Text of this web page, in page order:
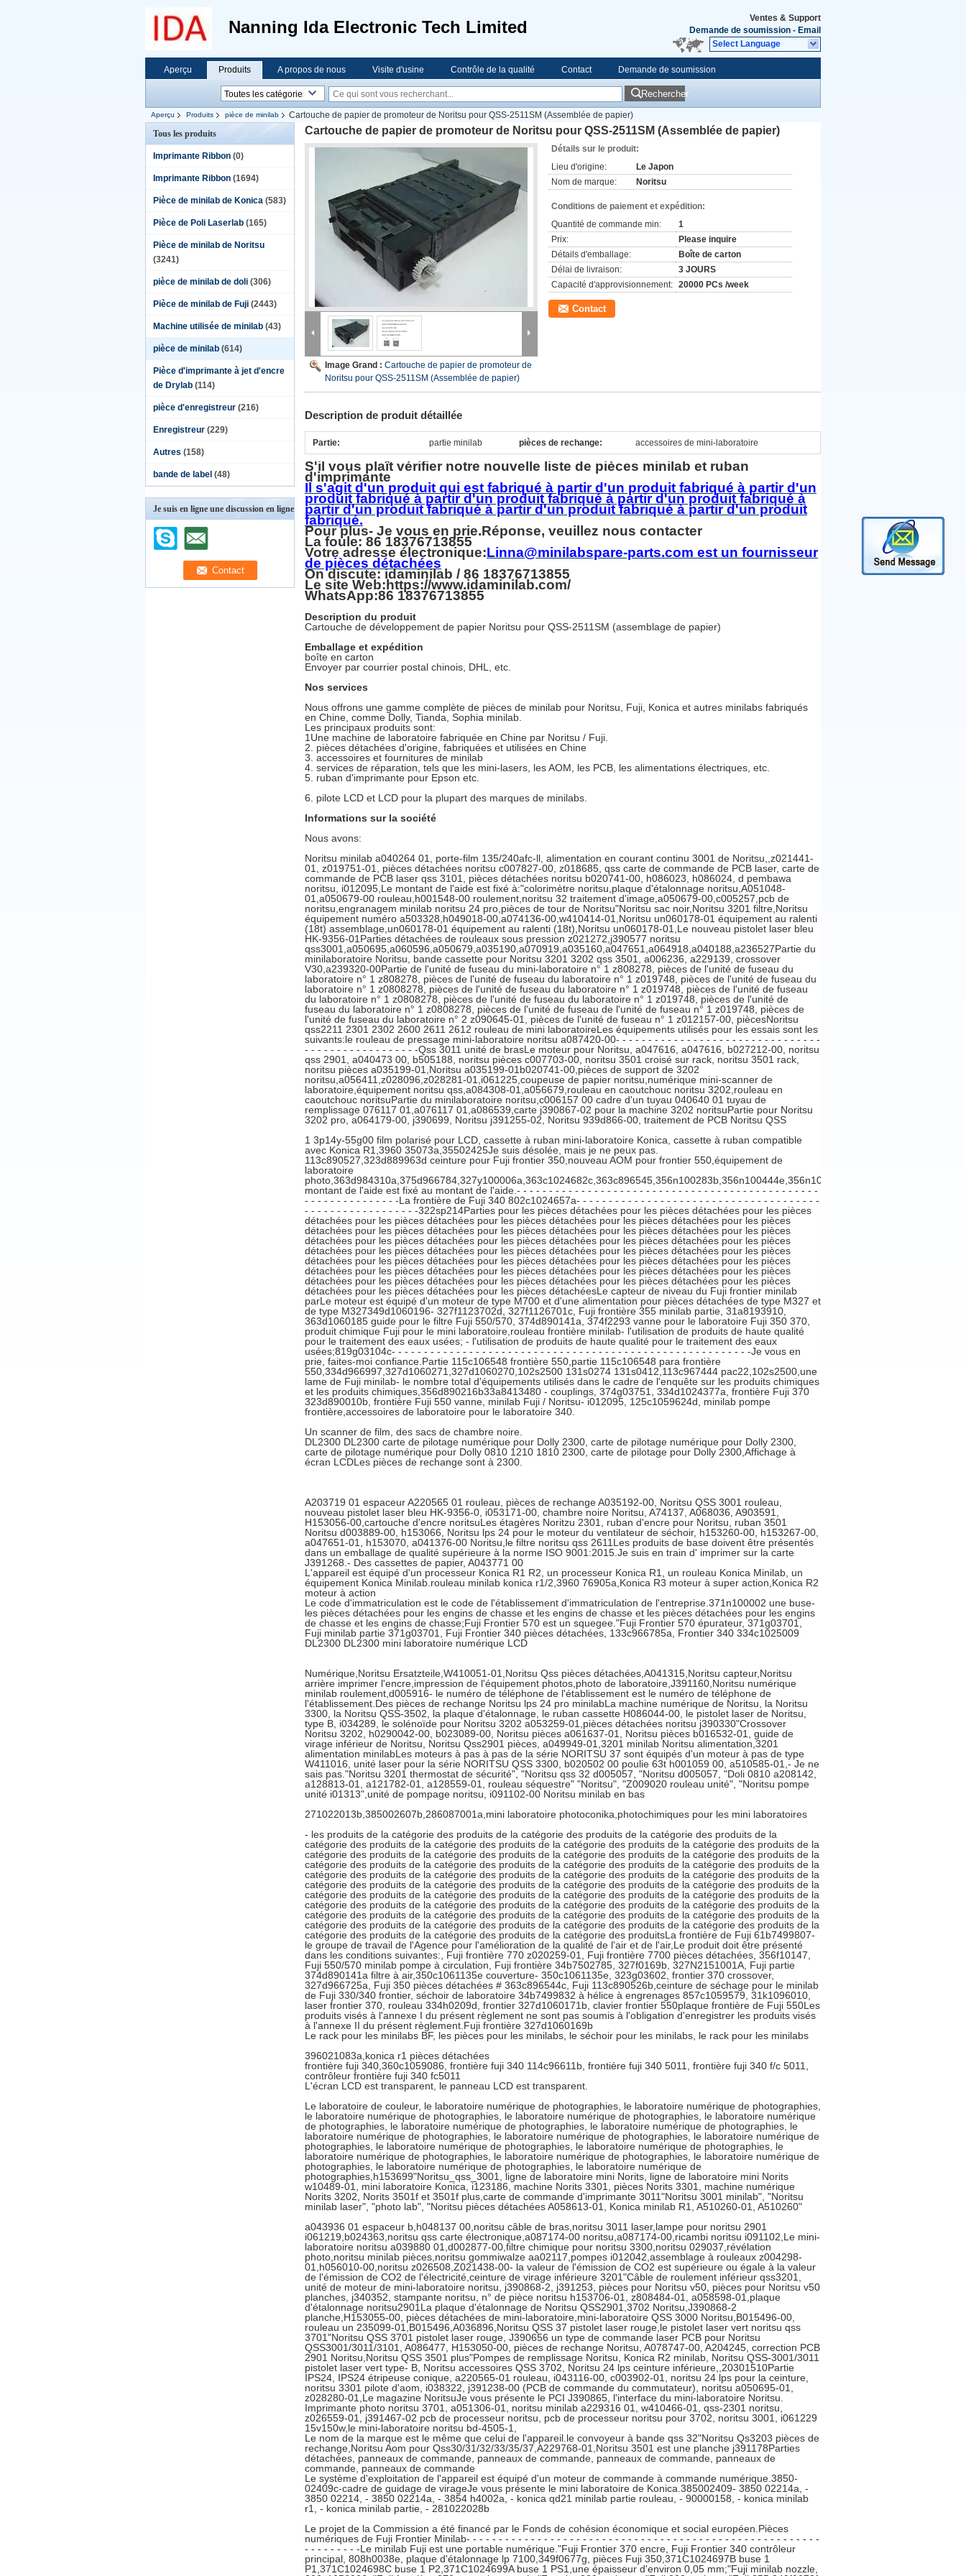
Nanning Ida Electronic Tech Limited
Ventes & Support
Demande de soumission - Email
Select Language
Aperçu Produits A propos de nous Visite d'usine Contrôle de la qualité Contact Demande de soumission
Rechercher
Aperçu Produits pièce de minilab
Cartouche de papier de promoteur de Noritsu pour QSS-2511SM (Assemblée de papier)
Tous les produits
Imprimante Ribbon (0)
Imprimante Ribbon (1694)
Pièce de minilab de Konica (583)
Pièce de Poli Laserlab (165)
Pièce de minilab de Noritsu
(3241)
pièce de minilab de doli (306)
Pièce de minilab de Fuji (2443)
Machine utilisée de minilab (43)
pièce de minilab (614)
Pièce d'imprimante à jet d'encre
de Drylab (114)
pièce d'enregistreur (216)
Enregistreur (229)
Autres (158)
bande de label (48)
Je suis en ligne une discussion en ligne
Cartouche de papier de promoteur de Noritsu pour QSS-2511SM (Assemblée de papier)
Image Grand : Cartouche de papier de promoteur de
Noritsu pour QSS-2511SM (Assemblée de papier)
Détails sur le produit:
Lieu d'origine:
Le Japon
Nom de marque:
Noritsu
Conditions de paiement et expédition:
Quantité de commande min:
1
Prix:
Please inquire
Détails d'emballage:
Boîte de carton
Délai de livraison:
3 JOURS
Capacité d'approvisionnement: 20000 PCs /week
Contact
Description de produit détaillée
Partie: partie minilab pièces de rechange: accessoires de mini-laboratoire
S'il vous plaît vérifier notre nouvelle liste de pièces minilab et ruban
d'imprimante
Il s'agit d'un produit qui est fabriqué à partir d'un produit fabriqué à partir d'un
produit fabriqué à partir d'un produit fabriqué à partir d'un produit fabriqué à
partir d'un produit fabriqué à partir d'un produit fabriqué à partir d'un produit
fabriqué.
Pour plus- Je vous en prie.Réponse, veuillez nous contacter
La foule: 86 18376713855
Votre adresse électronique:Linna@minilabspare-parts.com est un fournisseur
de pièces détachées
On discute: idaminilab / 86 18376713855
Le site Web:https://www.idaminilab.com/
WhatsApp:86 18376713855
Description du produit
Cartouche de développement de papier Noritsu pour QSS-2511SM (assemblage de papier)
Emballage et expédition
boîte en carton
Envoyer par courrier postal chinois, DHL, etc.
Nos services
Nous offrons une gamme complète de pièces de minilab pour Noritsu, Fuji, Konica et autres minilabs fabriqués
en Chine, comme Dolly, Tianda, Sophia minilab.
Les principaux produits sont:
1Une machine de laboratoire fabriquée en Chine par Noritsu / Fuji.
2. pièces détachées d'origine, fabriquées et utilisées en Chine
3. accessoires et fournitures de minilab
4. services de réparation, tels que les mini-lasers, les AOM, les PCB, les alimentations électriques, etc.
5. ruban d'imprimante pour Epson etc.
6. pilote LCD et LCD pour la plupart des marques de minilabs.
Informations sur la société
Nous avons:
Noritsu minilab a040264 01, porte-film 135/240afc-ll, alimentation en courant continu 3001 de Noritsu,,z021441-
01, z019751-01, pièces détachées noritsu c007827-00, z018685, qss carte de commande de PCB laser, carte de
commande de PCB laser qss 3101, pièces détachées noritsu b020741-00, h086023, h086024, d pembawa
noritsu, i012095,Le montant de l'aide est fixé à:"colorimètre noritsu,plaque d'étalonnage noritsu,A051048-
01,a050679-00 rouleau,h001548-00 roulement,noritsu 32 traitement d'image,a050679-00,c005257,pcb de
noritsu,engranagem minilab noritsu 24 pro,pièces de tour de Noritsu"Noritsu sac noir,Noritsu 3201 filtre,Noritsu
équipement numéro a503328,h049018-00,a074136-00,w410414-01,Noritsu un060178-01 équipement au ralenti
(18t) assemblage,un060178-01 équipement au ralenti (18t),Noritsu un060178-01,Le nouveau pistolet laser bleu
HK-9356-01Parties détachées de rouleaux sous pression z021272,j390577 noritsu
qss3001,a050695,a060596,a050679,a035190,a070919,a035160,a047651,a064918,a040188,a236527Partie du
minilaboratoire Noritsu, bande cassette pour Noritsu 3201 3202 qss 3501, a006236, a229139, crossover
V30,a239320-00Partie de l'unité de fuseau du mini-laboratoire n° 1 z808278, pièces de l'unité de fuseau du
laboratoire n° 1 z808278, pièces de l'unité de fuseau du laboratoire n° 1 z019748, pièces de l'unité de fuseau du
laboratoire n° 1 z0808278, pièces de l'unité de fuseau du laboratoire n° 1 z019748, pièces de l'unité de fuseau
du laboratoire n° 1 z0808278, pièces de l'unité de fuseau du laboratoire n° 1 z019748, pièces de l'unité de
fuseau du laboratoire n° 1 z0808278, pièces de l'unité de fuseau de l'unité de fuseau n° 1 z019748, pièces de
l'unité de fuseau du laboratoire n° 2 z090645-01, pièces de l'unité de fuseau n° 1 z012157-00, piècesNoritsu
qss2211 2301 2302 2600 2611 2612 rouleau de mini laboratoireLes équipements utilisés pour les essais sont les
suivants:le rouleau de pressage mini-laboratoire noritsu a087420-00- - - - - - - - - - - - - - - - - - - - - - - - - - - - - - - -
- - - - - - - - - - - - - - - - - -Qss 3011 unité de brasLe moteur pour Noritsu, a047616, a047616, b027212-00, noritsu
qss 2901, a040473 00, b505188, noritsu pièces c007703-00, noritsu 3501 croisé sur rack, noritsu 3501 rack,
noritsu pièces a035199-01,Noritsu a035199-01b020741-00,pièces de support de 3202
noritsu,a056411,z028096,z028281-01,i061225,coupeuse de papier noritsu,numérique mini-scanner de
laboratoire,équipement noritsu qss,a084308-01,a056679,rouleau en caoutchouc noritsu 3202,rouleau en
caoutchouc noritsuPartie du minilaboratoire noritsu,c006157 00 cadre d'un tuyau 040640 01 tuyau de
remplissage 076117 01,a076117 01,a086539,carte j390867-02 pour la machine 3202 noritsuPartie pour Noritsu
3202 pro, a064179-00, j390699, Noritsu j391255-02, Noritsu 939d866-00, traitement de PCB Noritsu QSS
1 3p14y-55g00 film polarisé pour LCD, cassette à ruban mini-laboratoire Konica, cassette à ruban compatible
avec Konica R1,3960 35073a,35502425Je suis désolée, mais je ne peux pas.
113c890527,323d889963d ceinture pour Fuji frontier 350,nouveau AOM pour frontier 550,équipement de
laboratoire
photo,363d984310a,375d966784,327y100006a,363c1024682c,363c896545,356n100283b,356n100444e,356n100282b,Le
montant de l'aide est fixé au montant de l'aide.- - - - - - - - - - - - - - - - - - - - - - - - - - - - - - - - - - - - - - - - - - - - - - -
- - - - - - - - - - - - - - -La frontière de Fuji 340 802c1024657a- - - - - - - - - - - - - - - - - - - - - - - - - - - - - - - - - - - - - -
- - - - - - - - - - - - - - - - - -322sp214Parties pour les pièces détachées pour les pièces détachées pour les pièces
détachées pour les pièces détachées pour les pièces détachées pour les pièces détachées pour les pièces
détachées pour les pièces détachées pour les pièces détachées pour les pièces détachées pour les pièces
détachées pour les pièces détachées pour les pièces détachées pour les pièces détachées pour les pièces
détachées pour les pièces détachées pour les pièces détachées pour les pièces détachées pour les pièces
détachées pour les pièces détachées pour les pièces détachées pour les pièces détachées pour les pièces
détachées pour les pièces détachées pour les pièces détachées pour les pièces détachées pour les pièces
détachées pour les pièces détachées pour les pièces détachées pour les pièces détachées pour les pièces
détachées pour les pièces détachées pour les pièces détachéesLe capteur de niveau du Fuji frontier minilab
parLe moteur est équipé d'un moteur de type M700 et d'une alimentation pour pièces détachées de type M327 et
de type M327349d1060196- 327f1123702d, 327f1126701c, Fuji frontière 355 minilab partie, 31a8193910,
363d1060185 guide pour le filtre Fuji 550/570, 374d890141a, 374f2293 vanne pour le laboratoire Fuji 350 370,
produit chimique Fuji pour le mini laboratoire,rouleau frontière minilab- l'utilisation de produits de haute qualité
pour le traitement des eaux usées; - l'utilisation de produits de haute qualité pour le traitement des eaux
usées;819g03104c- - - - - - - - - - - - - - - - - - - - - - - - - - - - - - - - - - - - - - - - - - - - - - - - - - - - - - - -Je vous en
prie, faites-moi confiance.Partie 115c106548 frontière 550,partie 115c106548 para frontière
550,334d966997,327d1060271,327d1060270,102s2500 131s0274 131s0412,113c967444 pac22,102s2500,une
lame de Fuji minilab- le nombre total d'équipements utilisés dans le cadre de l'enquête sur les produits chimiques
et les produits chimiques,356d890216b33a8413480 - couplings, 374g03751, 334d1024377a, frontière Fuji 370
323d890010b, frontière Fuji 550 vanne, minilab Fuji / Noritsu- i012095, 125c1059624d, minilab pompe
frontière,accessoires de laboratoire pour le laboratoire 340.
Un scanner de film, des sacs de chambre noire.
DL2300 DL2300 carte de pilotage numérique pour Dolly 2300, carte de pilotage numérique pour Dolly 2300,
carte de pilotage numérique pour Dolly 0810 1210 1810 2300, carte de pilotage pour Dolly 2300,Affichage à
écran LCDLes pièces de rechange sont à 2300.
A203719 01 espaceur A220565 01 rouleau, pièces de rechange A035192-00, Noritsu QSS 3001 rouleau,
nouveau pistolet laser bleu HK-9356-0, i053171-00, chambre noire Noritsu, A74137, A068036, A903591,
H153056-00,cartouche d'encre noritsuLes étagères Noritzu 2301, ruban d'encre pour Noritsu, ruban 3501
Noritsu d003889-00, h153066, Noritsu lps 24 pour le moteur du ventilateur de séchoir, h153260-00, h153267-00,
a047651-01, h153070, a041376-00 Noritsu,le filtre noritsu qss 2611Les produits de base doivent être présentés
dans un emballage de qualité supérieure à la norme ISO 9001:2015.Je suis en train d' imprimer sur la carte
J391268.- Des cassettes de papier, A043771 00
L'appareil est équipé d'un processeur Konica R1 R2, un processeur Konica R1, un rouleau Konica Minilab, un
équipement Konica Minilab.rouleau minilab konica r1/2,3960 76905a,Konica R3 moteur à super action,Konica R2
moteur à action
Le code d'immatriculation est le code de l'établissement d'immatriculation de l'entreprise.371n100002 une buse-
les pièces détachées pour les engins de chasse et les engins de chasse et les pièces détachées pour les engins
de chasse et les engins de chasse;Fuji Frontier 570 est un squegee."Fuji Frontier 570 épurateur, 371g03701,
Fuji minilab partie 371g03701, Fuji Frontier 340 pièces détachées, 133c966785a, Frontier 340 334c1025009
DL2300 DL2300 mini laboratoire numérique LCD
Numérique,Noritsu Ersatzteile,W410051-01,Noritsu Qss pièces détachées,A041315,Noritsu capteur,Noritsu
arrière imprimer l'encre,impression de l'équipement photos,photo de laboratoire,J391160,Noritsu numérique
minilab roulement,d005916- le numéro de téléphone de l'établissement est le numéro de téléphone de
l'établissement.Des pièces de rechange Noritsu lps 24 pro minilabLa machine numérique de Noritsu, la Noritsu
3300, la Noritsu QSS-3502, la plaque d'étalonnage, le ruban cassette H086044-00, le pistolet laser de Noritsu,
type B, i034289, le solénoïde pour Noritsu 3202 a053259-01,pièces détachées noritsu j390330"Crossover
Noritsu 3202, h0290042-00, b023089-00, Noritsu pièces a061637-01, Noritsu pièces b016532-01, guide de
virage inférieur de Noritsu, Noritsu Qss2901 pièces, a049949-01,3201 minilab Noritsu alimentation,3201
alimentation minilabLes moteurs à pas à pas de la série NORITSU 37 sont équipés d'un moteur à pas de type
W411016, unité laser pour la série NORITSU QSS 3300, b020502 00 poulie 63t h001059 00, a510585-01,- Je ne
sais pas."Noritsu 3201 thermostat de sécurité", "Noritsu qss 32 d005057, "Noritsu d005057, "Doli 0810 a208142,
a128813-01, a121782-01, a128559-01, rouleau séquestre" "Noritsu", "Z009020 rouleau unité", "Noritsu pompe
unité i01313",unité de pompage noritsu, i091102-00 Noritsu minilab en bas
271022013b,385002607b,286087001a,mini laboratoire photoconika,photochimiques pour les mini laboratoires
- les produits de la catégorie des produits de la catégorie des produits de la catégorie des produits de la
catégorie des produits de la catégorie des produits de la catégorie des produits de la catégorie des produits de la
catégorie des produits de la catégorie des produits de la catégorie des produits de la catégorie des produits de la
catégorie des produits de la catégorie des produits de la catégorie des produits de la catégorie des produits de la
catégorie des produits de la catégorie des produits de la catégorie des produits de la catégorie des produits de la
catégorie des produits de la catégorie des produits de la catégorie des produits de la catégorie des produits de la
catégorie des produits de la catégorie des produits de la catégorie des produits de la catégorie des produits de la
catégorie des produits de la catégorie des produits de la catégorie des produits de la catégorie des produits de la
catégorie des produits de la catégorie des produits de la catégorie des produits de la catégorie des produits de la
catégorie des produits de la catégorie des produits de la catégorie des produits de la catégorie des produits de la
catégorie des produits de la catégorie des produits de la catégorie des produitsLa frontière de Fuji 61b7499807-
le groupe de travail de l'Agence pour l'amélioration de la qualité de l'air et de l'air,Le produit doit être présenté
dans les conditions suivantes:, Fuji frontière 770 z020259-01, Fuji frontière 7700 pièces détachées, 356f10147,
Fuji 550/570 minilab pompe à circulation, Fuji frontière 34b7502785, 327f0169b, 327N2151001A, Fuji partie
374d890141a filtre à air,350c1061135e couverture- 350c1061135e, 323g03602, frontier 370 crossover,
327d966725a, Fuji 350 pièces détachées # 363c896544c, Fuji 113c890526b,ceinture de séchage pour le minilab
de Fuji 330/340 frontier, séchoir de laboratoire 34b7499832 à hélice à engrenages 857c1059579, 31k1096010,
laser frontier 370, rouleau 334h0209d, frontier 327d1060171b, clavier frontier 550plaque frontière de Fuji 550Les
produits visés à l'annexe I du présent règlement ne sont pas soumis à l'obligation d'enregistrer les produits visés
à l'annexe II du présent règlement.Fuji frontière 327d1060169b
Le rack pour les minilabs BF, les pièces pour les minilabs, le séchoir pour les minilabs, le rack pour les minilabs
396021083a,konica r1 pièces détachées
frontière fuji 340,360c1059086, frontière fuji 340 114c96611b, frontière fuji 340 5011, frontière fuji 340 f/c 5011,
contrôleur frontière fuji 340 fc5011
L'écran LCD est transparent, le panneau LCD est transparent.
Le laboratoire de couleur, le laboratoire numérique de photographies, le laboratoire numérique de photographies,
le laboratoire numérique de photographies, le laboratoire numérique de photographies, le laboratoire numérique
de photographies, le laboratoire numérique de photographies, le laboratoire numérique de photographies, le
laboratoire numérique de photographies, le laboratoire numérique de photographies, le laboratoire numérique de
photographies, le laboratoire numérique de photographies, le laboratoire numérique de photographies, le
laboratoire numérique de photographies, le laboratoire numérique de photographies, le laboratoire numérique de
photographies, le laboratoire numérique de photographies, le laboratoire numérique de
photographies,h153699"Noritsu_qss_3001, ligne de laboratoire mini Norits, ligne de laboratoire mini Norits
w10489-01, mini laboratoire Konica, i123186, machine Norits 3301, pièces Norits 3301, machine numérique
Norits 3202, Norits 3501f et 3501f plus,carte de commande d'imprimante 3011"Noritsu 3001 minilab", "Noritsu
minilab laser", "photo lab", "Noritsu pièces détachées A058613-01, Konica minilab R1, A510260-01, A510260"
a043936 01 espaceur b,h048137 00,noritsu câble de bras,noritsu 3011 laser,lampe pour noritsu 2901
i061219,b024363,noritsu qss carte électronique,a087174-00 noritsu,a087174-00,ricambi noritsu i091102,Le mini-
laboratoire noritsu a039880 01,d002877-00,filtre chimique pour noritsu 3300,noritsu 029037,révélation
photo,noritsu minilab pièces,noritsu gommiwalze aa02117,pompes i012042,assemblage à rouleaux z004298-
01,h056010-00,noritsu z026508,Z021438-00- la valeur de l'émission de CO2 est supérieure ou égale à la valeur
de l'émission de CO2 de l'électricité,ceinture de virage inférieure 3201"Câble de roulement inférieur qss3201,
unité de moteur de mini-laboratoire noritsu, j390868-2, j391253, pièces pour Noritsu v50, pièces pour Noritsu v50
planches, j340352, stampante noritsu, n° de pièce noritsu h153706-01, z808484-01, a058598-01,plaque
d'étalonnage noritsu2901La plaque d'étalonnage de Noritsu QSS2901,3702 Noritsu,J390868-2
planche,H153055-00, pièces détachées de mini-laboratoire,mini-laboratoire QSS 3000 Noritsu,B015496-00,
rouleau un 235099-01,B015496,A036896,Noritsu QSS 37 pistolet laser rouge,le pistolet laser vert noritsu qss
3701"Noritsu QSS 3701 pistolet laser rouge, J390656 un type de commande laser PCB pour Noritsu
QSS3001/3011/3101, A086477, H153050-00, pièces de rechange Noritsu, A078747-00, A204245, correction PCB
2901 Noritsu,Noritsu QSS 3501 plus"Pompes de remplissage Noritsu, Konica R2 minilab, Noritsu QSS-3001/3011
pistolet laser vert type- B, Noritsu accessoires QSS 3702, Noritsu 24 lps ceinture inférieure,,20301510Partie
IPS24, IPS24 étripeuse conique, a220565-01 rouleau, i043116-00, c003902-01, noritsu 24 lps pour la ceinture,
noritsu 3301 pilote d'aom, i038322, j391238-00 (PCB de commande du commutateur), noritsu a050695-01,
z028280-01,Le magazine NoritsuJe vous présente le PCI J390865, l'interface du mini-laboratoire Noritsu.
Imprimante photo noritsu 3701, a051306-01, noritsu minilab a229316 01, w410466-01, qss-2301 noritsu,
z026559-01, j391467-02 pcb de processeur noritsu, pcb de processeur noritsu pour 3702, noritsu 3001, i061229
15v150w,le mini-laboratoire noritsu bd-4505-1,
Le nom de la marque est le même que celui de l'appareil.le convoyeur à bande qss 32"Noritsu Qs3203 pièces de
rechange,Noritsu Aom pour Qss30/31/32/33/35/37,A229768-01,Noritsu 3501 est une planche j391178Parties
détachées, panneaux de commande, panneaux de commande, panneaux de commande, panneaux de
commande, panneaux de commande
Le système d'exploitation de l'appareil est équipé d'un moteur de commande à commande numérique.3850-
02409c-cadre de guidage de virageJe vous présente le mini laboratoire de Konica.385002409- 3850 02214a, -
3850 02214, - 3850 02214a, - 3854 h4002a, - konica qd21 minilab partie rouleau, - 90000158, - konica minilab
r1, - konica minilab partie, - 281022028b
Le projet de la Commission a été financé par le Fonds de cohésion économique et social européen.Pièces
numériques de Fuji Frontier Minilab- - - - - - - - - - - - - - - - - - - - - - - - - - - - - - - - - - - - - - - - - - - - - - - - - - - - - - -
- - - - - - - - -Le minilab Fuji est une portable numérique."Fuji Frontier 370 encre, Fuji Frontier 340 contrôleur
principal, 808h0038e, plaque d'étalonnage lp 7100,349f0677g, pièces Fuji 350,371C1024697B buse 1
P1,371C1024698C buse 1 P2,371C1024699A buse 1 PS1,une épaisseur d'environ 0,05 mm;"Fuji minilab nozzle,